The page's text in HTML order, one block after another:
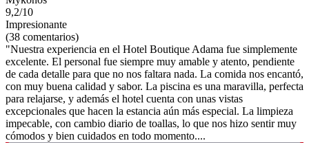
9,2/10
Impresionante
(38 comentarios)
"Nuestra experiencia en el Hotel Boutique Adama fue simplemente
excelente. El personal fue siempre muy amable y atento, pendiente
de cada detalle para que no nos faltara nada. La comida nos encantó,
con muy buena calidad y sabor. La piscina es una maravilla, perfecta
para relajarse, y además el hotel cuenta con unas vistas
excepcionales que hacen la estancia aún más especial. La limpieza
impecable, con cambio diario de toallas, lo que nos hizo sentir muy
cómodos y bien cuidados en todo momento....